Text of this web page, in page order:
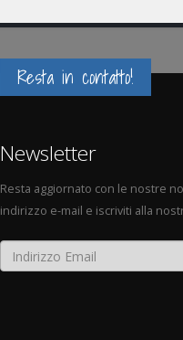
Resta in contatto!
Newsletter
Resta aggiornato con le nostre
indirizzo e-mail e iscriviti alla